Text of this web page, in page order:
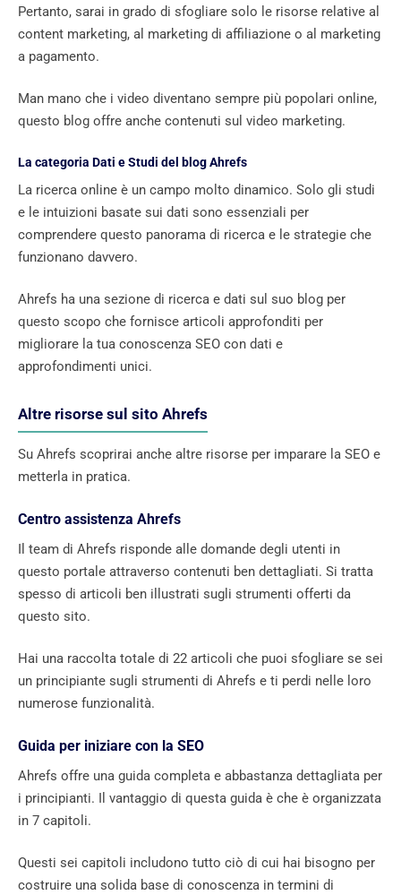
Pertanto, sarai in grado di sfogliare solo le risorse relative al
content marketing, al marketing di affiliazione o al marketing
a pagamento.
Man mano che i video diventano sempre più popolari online,
questo blog offre anche contenuti sul video marketing.
La categoria Dati e Studi del blog Ahrefs
La ricerca online è un campo molto dinamico. Solo gli studi
e le intuizioni basate sui dati sono essenziali per
comprendere questo panorama di ricerca e le strategie che
funzionano davvero.
Ahrefs ha una sezione di ricerca e dati sul suo blog per
questo scopo che fornisce articoli approfonditi per
migliorare la tua conoscenza SEO con dati e
approfondimenti unici.
Altre risorse sul sito Ahrefs
Su Ahrefs scoprirai anche altre risorse per imparare la SEO e
metterla in pratica.
Centro assistenza Ahrefs
Il team di Ahrefs risponde alle domande degli utenti in
questo portale attraverso contenuti ben dettagliati. Si tratta
spesso di articoli ben illustrati sugli strumenti offerti da
questo sito.
Hai una raccolta totale di 22 articoli che puoi sfogliare se sei
un principiante sugli strumenti di Ahrefs e ti perdi nelle loro
numerose funzionalità.
Guida per iniziare con la SEO
Ahrefs offre una guida completa e abbastanza dettagliata per
i principianti. Il vantaggio di questa guida è che è organizzata
in 7 capitoli.
Questi sei capitoli includono tutto ciò di cui hai bisogno per
costruire una solida base di conoscenza in termini di